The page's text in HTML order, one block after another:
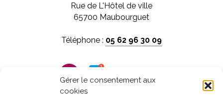
Gérer le consentement aux
cookies
Rue de L'Hôtel de ville
65700 Maubourguet
Téléphone : 05 62 96 30 09